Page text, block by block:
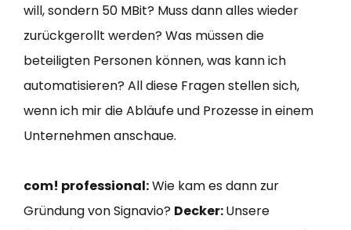
will, sondern 50 MBit? Muss dann alles wieder
zurückgerollt werden? Was müssen die
beteiligten Personen können, was kann ich
automatisieren? All diese Fragen stellen sich,
wenn ich mir die Abläufe und Prozesse in einem
Unternehmen anschaue.
com! professional:Wie kam es dann zur
Gründung von Signavio? Decker:Unsere